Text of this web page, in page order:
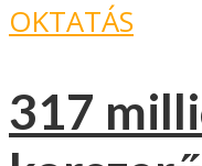
OKTATÁS
317